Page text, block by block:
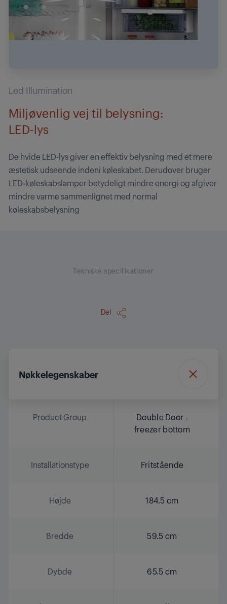
Led Illumination
Miljøvenlig vej til belysning:
LED-lys
De hvide LED-lys giver en effektiv belysning med et mere
æstetisk udseende indeni køleskabet. Derudover bruger
LED-køleskabslamper betydeligt mindre energi og afgiver
mindre varme sammenlignet med normal
køleskabsbelysning
Tekniske specifikationer
Del
Nøkkelegenskaber
Product Group
Double Door -
freezer bottom
Installationstype Fritstående
Højde 184.5 cm
Bredde 59.5 cm
Dybde 65.5 cm